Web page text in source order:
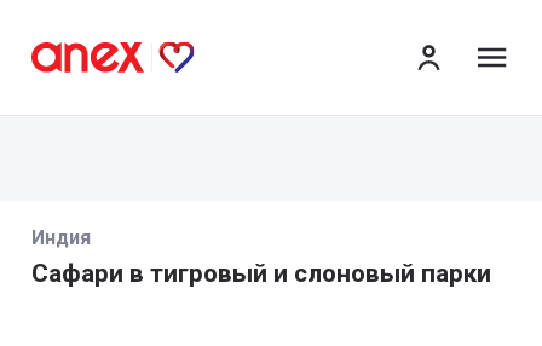
Индия
Сафари в тигровый и слоновый парки